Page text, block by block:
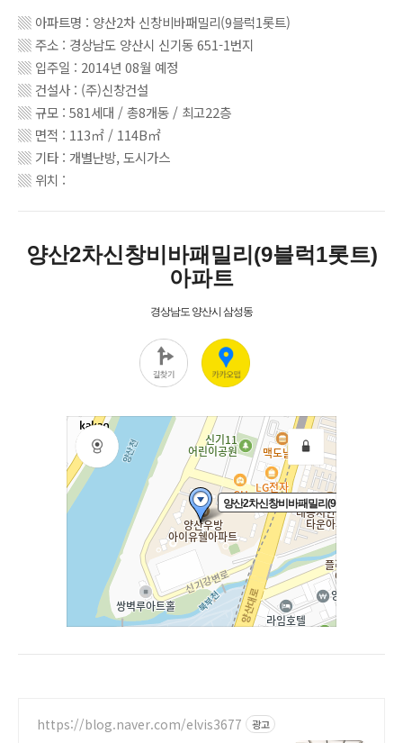
▒ 아파트명 : 양산2차 신창비바패밀리(9블럭1롯트)
▒ 주소 : 경상남도 양산시 신기동 651-1번지
▒ 입주일 : 2014년 08월 예정
▒ 건설사 : (주)신창건설
▒ 규모 : 581세대 / 총8개동 / 최고22층
▒ 면적 : 113㎡ / 114B㎡
▒ 기타 : 개별난방, 도시가스
▒ 위치 :
https://blog.naver.com/elvis3677 광고